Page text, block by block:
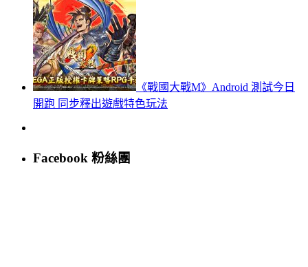
《戰國大戰M》Android 測試今日
開跑 同步釋出遊戲特色玩法
Facebook 粉絲團